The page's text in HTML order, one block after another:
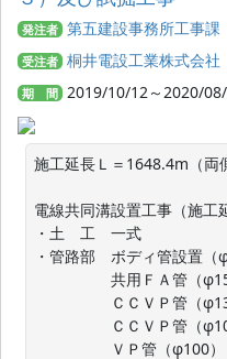
発注者 第五建設事務所工事課
受注者 桐井電設工業株式会社
期 間 2019/10/12～2020/
施工延長Ｌ＝1648.4m（両
電線共同溝設置工事（施工
・土　工　一式
・管路部　ボディ管設置
共用ＦＡ管（φ150
ＣＣＶＰ管（φ130
ＣＣＶＰ管（φ100
ＶＰ管（φ100）